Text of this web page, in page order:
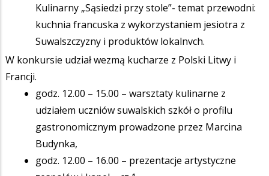
Kulinarny „Sąsiedzi przy stole”- temat przewodni:
kuchnia francuska z wykorzystaniem jesiotra z
Suwalszczyzny i produktów lokalnvch.
W konkursie udział wezmą kucharze z Polski Litwy i
Francji.
godz. 12.00 – 15.00 – warsztaty kulinarne z
udziałem uczniów suwalskich szkół o profilu
gastronomicznym prowadzone przez Marcina
Budynka,
godz. 12.00 – 16.00 – prezentacje artystyczne